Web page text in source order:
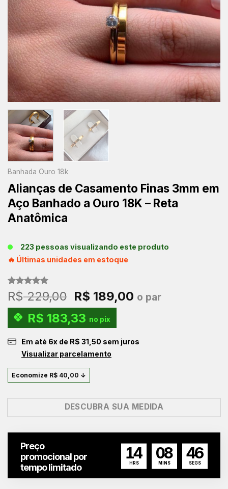
Banhada Ouro 18k
Alianças de Casamento Finas 3mm em
Aço Banhado a Ouro 18K – Reta
Anatômica
223 pessoas visualizando este produto
🔥 Últimas unidades em estoque
Avaliado
como5.00
de 5, com
baseado em
3
avaliações
R$229,00 O
preço
original
era:
R$ 229,00.
R$ 189,00 O
R$ 189,00.
o par
R$ 183,33 no pix
Em até 6x de R$ 31,50 sem juros
Visualizar parcelamento
Economize R$ 40,00 ↓
DESCUBRA SUA MEDIDA
Preço
promocional por
tempo limitado
14
HRS
08
MINS
45
SEGS